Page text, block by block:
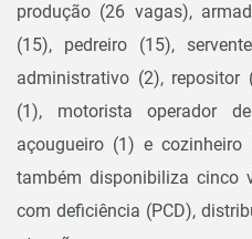
produção (26 vagas),
(15), pedreiro (15),
administrativo (2), repositor
(1), motorista operador
açougueiro (1) e
também disponibiliza cinco
com deficiência (PCD),